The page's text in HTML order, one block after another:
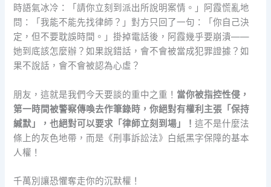
時語氣冰冷：「請你立刻到派出所說明案情。」阿霞慌亂地
問：「我能不能先找律師？」對方只回了一句：「你自己決
定，但不要耽誤時間。」掛掉電話後，阿霞幾乎要崩潰——
她到底該怎麼辦？如果說錯話，會不會被當成犯罪證據？如
果不說話，會不會被認為心虛？
朋友，這就是我們今天要談的重中之重！ 當你被指控性侵，
第一時間被警察傳喚去作筆錄時，你絕對有權利主張「保持
緘默」，也絕對可以要求「律師立刻到場」！這不是什麼法
條上的灰色地帶，而是《刑事訴訟法》白紙黑字保障的基本
人權！
千萬別讓恐懼奪走你的沉默權！